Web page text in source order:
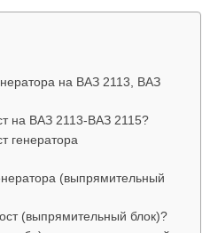
на ВАЗ 2113, ВАЗ
на ВАЗ 2113-ВАЗ 2115?
генератора
(выпрямительный
(выпрямительный блок)?